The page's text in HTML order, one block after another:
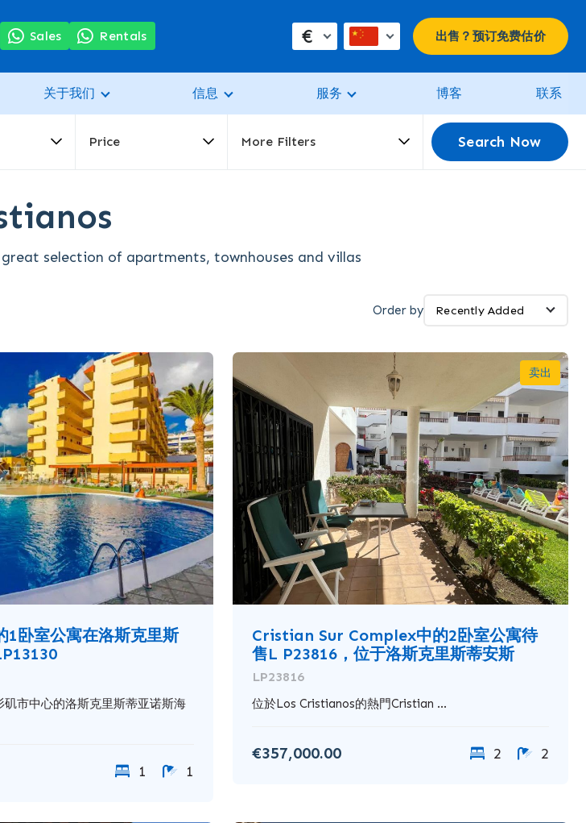
Sales Rentals € 出售？预订免费估价
关于我们 信息 服务 博客 联系
Price More Filters Search Now
selection of apartments, townhouses and villas
Order by
1卧室公寓在洛斯克里斯
矶市中心的洛斯克里斯蒂亚诺斯海
1 1
卖出
Cristian Sur Complex中的2卧室公寓待
售L P23816，位于洛斯克里斯蒂安斯
LP23816
位於Los Cristianos的熱門Cristian ...
€357,000.00 2 2